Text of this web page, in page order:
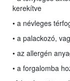
kerekítve
• a névleges
• a palackozó,
• az allergén
• a forgalomba